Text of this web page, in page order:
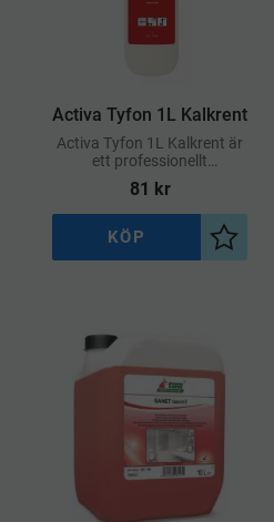
till i önskelista
Activa Tyfon 1L Kalkrent
Activa Tyfon 1L Kalkrent är
ett professionellt
rengöringsmedel som
effektivt löser upp
kalkbeläggningar, tvålrester
och annan smuts på hårda
81 kr
Lägg
KÖP